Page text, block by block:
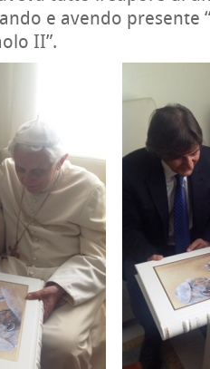
e avendo presente
II”.